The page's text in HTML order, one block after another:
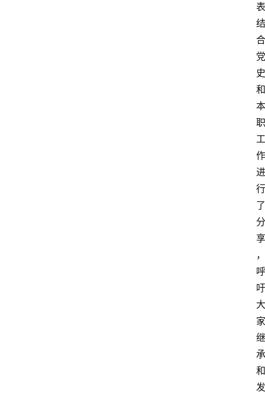
表
结
合
党
史
和
本
职
工
作
进
行
了
分
享
，
呼
吁
大
家
继
承
和
发